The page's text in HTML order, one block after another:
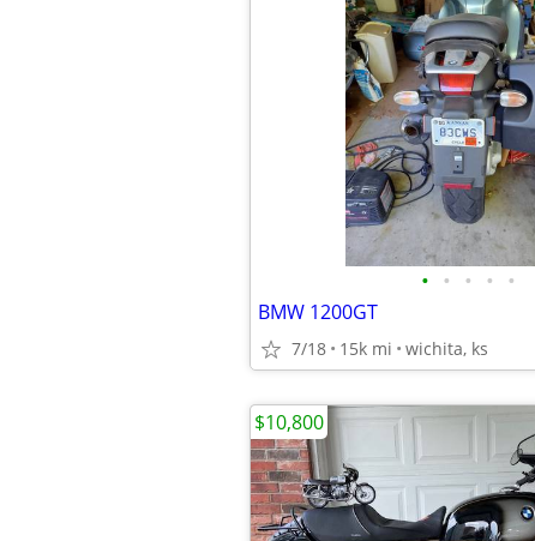
• • • • •
BMW 1200GT
7/18 15k mi wichita, ks
$10,800